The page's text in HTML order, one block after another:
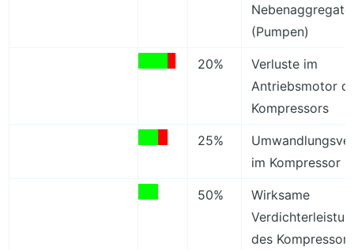
Nebenaggregate
(Pumpen)
20%
Verluste im
Antriebsmotor
Kompressors
25%
im Kompressor
50%
Wirksame
des Kompressors